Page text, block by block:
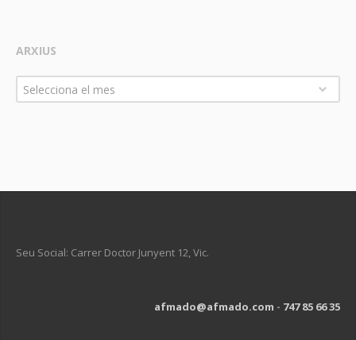
ARXIUS
Arxius
Selecciona el mes
Seu Social: Carrer Doctor Junyent 12, Vic.
afmado@afmado.com - 747 85 66 35